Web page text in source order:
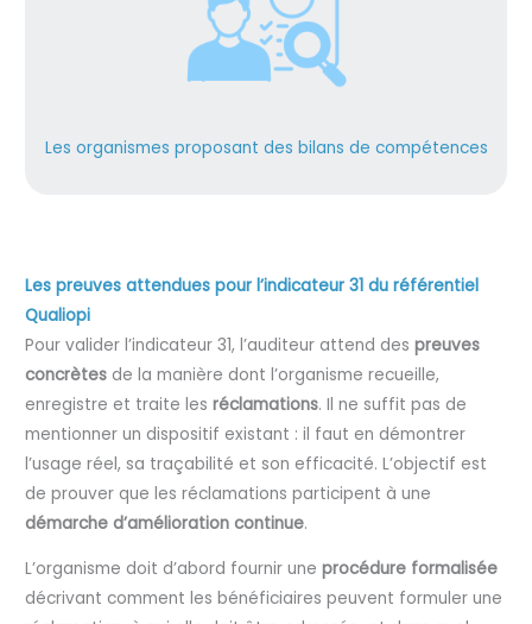
Les organismes proposant des bilans de compétences
Les preuves attendues pour l’indicateur 31 du référentiel
Qualiopi
Pour valider l’indicateur 31, l’auditeur attend despreuves
concrètes de la manière dont l’organisme recueille,
enregistre et traite lesréclamations. Il ne suffit pas de
mentionner un dispositif existant : il faut en démontrer
l’usage réel, sa traçabilité et son efficacité. L’objectif est
de prouver que les réclamations participent à une
démarche d’amélioration continue.
L’organisme doit d’abord fournir uneprocédure formalisée
décrivant comment les bénéficiaires peuvent formuler une